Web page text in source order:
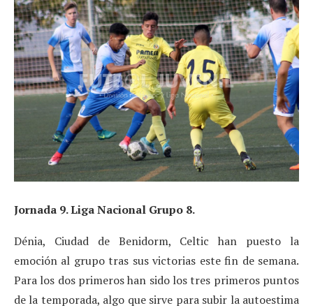
Jornada 9. Liga Nacional Grupo 8.
Dénia, Ciudad de Benidorm, Celtic han puesto la
emoción al grupo tras sus victorias este fin de semana.
Para los dos primeros han sido los tres primeros puntos
de la temporada, algo que sirve para subir la autoestima